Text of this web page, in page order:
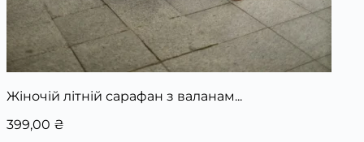
Жіночій літній сарафан з валанам...
399,00 ₴